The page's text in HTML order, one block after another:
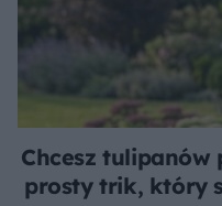
Chcesz tulipanów
prosty trik, który